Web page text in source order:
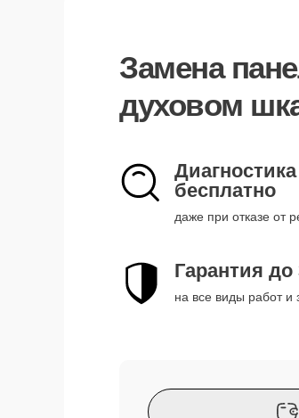
Замена
духовом
Диагностика
бесплатно
даже при отказе от
Гарантия до
на все виды работ и